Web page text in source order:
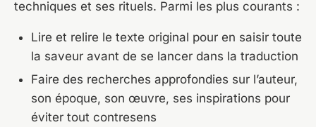
techniques et ses rituels. Parmi les plus courants :
Lire et relire le texte original pour en saisir toute
la saveur avant de se lancer dans la traduction
Faire des recherches approfondies sur l’auteur,
son époque, son œuvre, ses inspirations pour
éviter tout contresens